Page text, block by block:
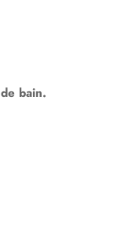
bain.